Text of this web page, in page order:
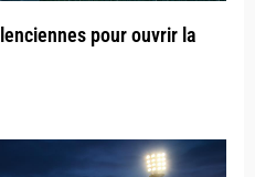
pour ouvrir la